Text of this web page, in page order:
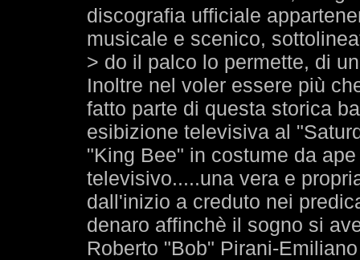
discografia ufficiale
musicale e scenico,
> do il palco lo permette, di
Inoltre nel voler essere più
fatto parte di questa storica
esibizione televisiva al
"King Bee" in costume da
televisivo.....una vera e
dall'inizio a creduto nei
denaro affinchè il sogno si
Roberto "Bob" Pirani-